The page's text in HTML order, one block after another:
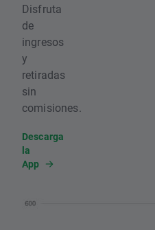
Disfruta
de
ingresos
y
retiradas
sin
comisiones.
Descarga
la
App